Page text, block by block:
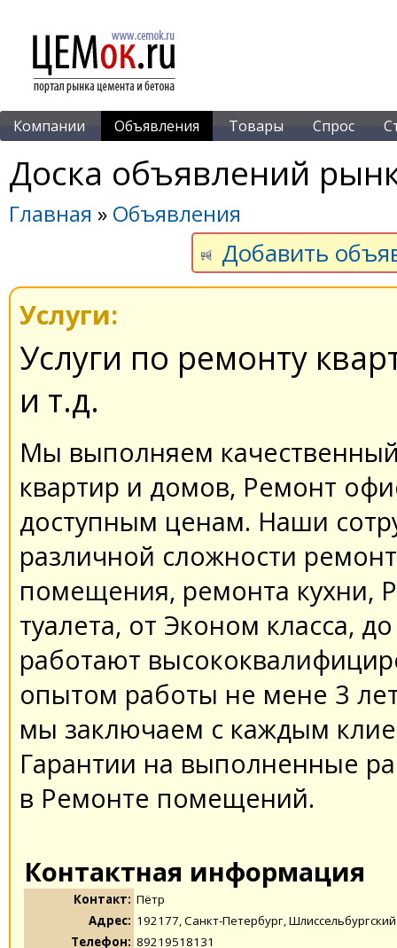
Компании Объявления Товары Спрос
Доска объявлений
Главная » Объявления
Добавить
Услуги:
Услуги по ремонту
и т.д.
Мы выполняем
квартир и домов, Ремонт
доступным ценам. Наши
различной сложности
помещения, ремонта кухни,
туалета, от Эконом класса,
работают
опытом работы не мене 3
мы заключаем с каждым
Гарантии на выполненные
в Ремонте помещений.
Контактная информация
Контакт: Пётр
Адрес: 192177, Санкт-Петербург,
Телефон: 89219518131